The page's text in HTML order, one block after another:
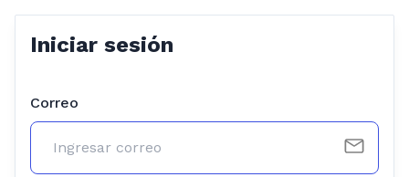
Iniciar sesión
Correo